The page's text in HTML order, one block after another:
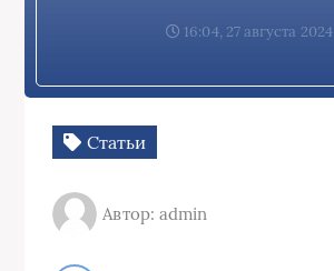
16:04, 27 августа 2024
Статьи
Автор: admin